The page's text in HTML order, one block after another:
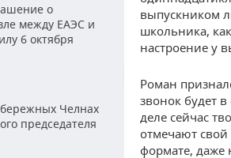
о
между ЕАЭС и
6 октября
Челнах
председателя
выпускником
школьника,
настроение у
Роман
звонок будет
деле сейчас
отмечают
формате, даже